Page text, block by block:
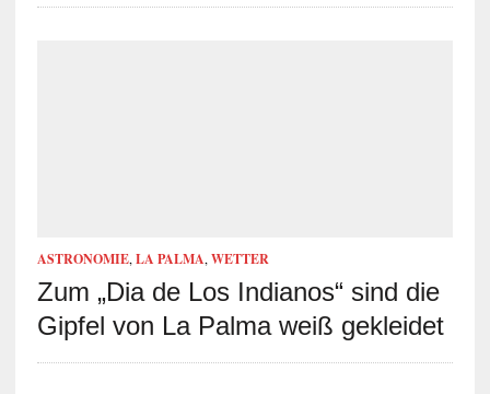
ASTRONOMIE, LA PALMA, WETTER
Zum „Dia de Los Indianos“ sind die
Gipfel von La Palma weiß gekleidet